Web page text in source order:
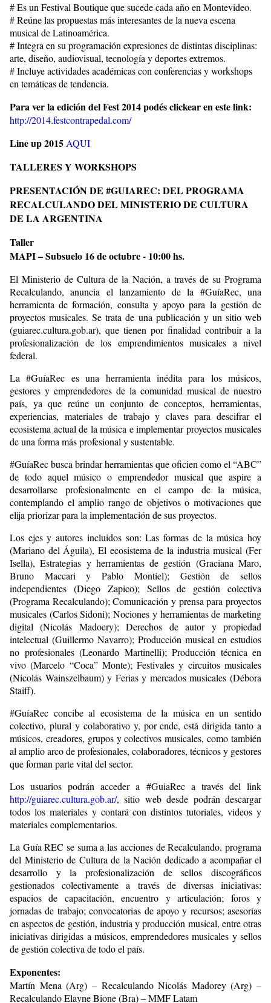
# Es un Festival Boutique que sucede cada año en Montevideo.
# Reúne las propuestas más interesantes de la nueva escena
musical de Latinoamérica.
# Integra en su programación expresiones de distintas disciplinas:
arte, diseño, audiovisual, tecnología y deportes extremos.
# Incluye actividades académicas con conferencias y workshops
en temáticas de tendencia.
Para ver la edición del Fest 2014 podés clickear en este link:
http://2014.festcontrapedal.com/
Line up 2015AQUI
TALLERES Y WORKSHOPS
PRESENTACIÓN DE #GUIAREC: DEL PROGRAMA
RECALCULANDO DEL MINISTERIO DE CULTURA
DE LA ARGENTINA
Taller
MAPI – Subsuelo 16 de octubre - 10:00 hs.
El Ministerio de Cultura de la Nación, a través de su Programa
Recalculando, anuncia el lanzamiento de la #GuíaRec, una
herramienta de formación, consulta y apoyo para la gestión de
proyectos musicales. Se trata de una publicación y un sitio web
(guiarec.cultura.gob.ar), que tienen por finalidad contribuir a la
profesionalización de los emprendimientos musicales a nivel
federal.
La #GuíaRec es una herramienta inédita para los músicos,
gestores y emprendedores de la comunidad musical de nuestro
país, ya que reúne un conjunto de conceptos, herramientas,
experiencias, materiales de trabajo y claves para descifrar el
ecosistema actual de la música e implementar proyectos musicales
de una forma más profesional y sustentable.
#GuíaRec busca brindar herramientas que oficien como el “ABC”
de todo aquel músico o emprendedor musical que aspire a
desarrollarse profesionalmente en el campo de la música,
contemplando el amplio rango de objetivos o motivaciones que
elija priorizar para la implementación de sus proyectos.
Los ejes y autores incluidos son: Las formas de la música hoy
(Mariano del Águila), El ecosistema de la industria musical (Fer
Isella), Estrategias y herramientas de gestión (Graciana Maro,
Bruno Maccari y Pablo Montiel); Gestión de sellos
independientes (Diego Zapico); Sellos de gestión colectiva
(Programa Recalculando); Comunicación y prensa para proyectos
musicales (Carlos Sidoni); Nociones y herramientas de marketing
digital (Nicolás Madoery); Derechos de autor y propiedad
intelectual (Guillermo Navarro); Producción musical en estudios
no profesionales (Leonardo Martinelli); Producción técnica en
vivo (Marcelo “Coca” Monte); Festivales y circuitos musicales
(Nicolás Wainszelbaum) y Ferias y mercados musicales (Débora
Staiff).
#GuíaRec concibe al ecosistema de la música en un sentido
colectivo, plural y colaborativo y, por ende, está dirigida tanto a
músicos, creadores, grupos y colectivos musicales, como también
al amplio arco de profesionales, colaboradores, técnicos y gestores
que forman parte vital del sector.
Los usuarios podrán acceder a #GuiaRec a través del link
http://guiarec.cultura.gob.ar/, sitio web desde podrán descargar
todos los materiales y contará con distintos tutoriales, videos y
materiales complementarios.
La Guía REC se suma a las acciones de Recalculando, programa
del Ministerio de Cultura de la Nación dedicado a acompañar el
desarrollo y la profesionalización de sellos discográficos
gestionados colectivamente a través de diversas iniciativas:
espacios de capacitación, encuentro y articulación; foros y
jornadas de trabajo; convocatorias de apoyo y recursos; asesorías
en aspectos de gestión, industria y producción musical, entre otras
iniciativas dirigidas a músicos, emprendedores musicales y sellos
de gestión colectiva de todo el país.
Exponentes:
Martín Mena (Arg) – Recalculando Nicolás Madorey (Arg) –
Recalculando Elayne Bione (Bra) – MMF Latam